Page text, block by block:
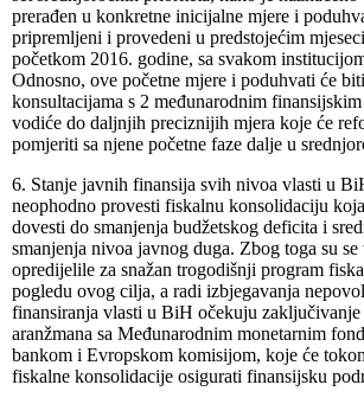
prerađen u konkretne inicijalne mjere i
pripremljeni i provedeni u predstojećim
početkom 2016. godine, sa svakom
Odnosno, ove početne mjere i poduhvati će
konsultacijama s 2 međunarodnim
vodiće do daljnjih preciznijih mjera koje će
pomjeriti sa njene početne faze dalje u
6. Stanje javnih finansija svih nivoa vlasti u
neophodno provesti fiskalnu konsolidaciju
dovesti do smanjenja budžetskog deficita i
smanjenja nivoa javnog duga. Zbog toga su
opredijelile za snažan trogodišnji program
pogledu ovog cilja, a radi izbjegavanja
finansiranja vlasti u BiH očekuju
aranžmana sa Međunarodnim monetarnim
bankom i Evropskom komisijom, koje će
fiskalne konsolidacije osigurati finansijsku